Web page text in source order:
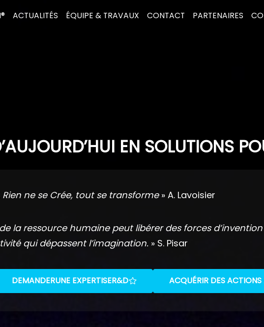
ACTUALITÉS ÉQUIPE & TRAVAUX CONTACT PARTENAIRES
EN SOLUTIONS
Rien ne se Crée, tout se transforme » A. Lavoisier
la ressource humaine peut libérer des forces d’invention
qui dépassent l’imagination.» S. Pisar
DEMANDERUNE EXPERTISER&D ACQUÉRIR DES